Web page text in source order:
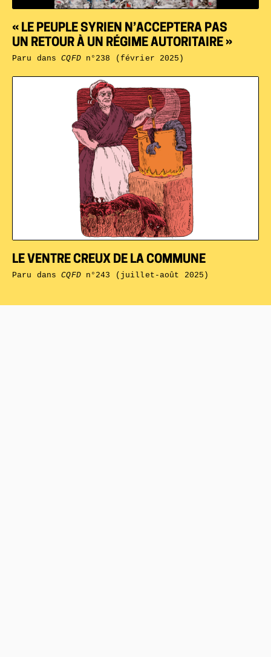
LE VENTRE CREUX DE LA COMMUNE
Paru dansCQFDn°243 (juillet-août 2025)
« LE PEUPLE SYRIEN N’ACCEPTERA PAS
UN RETOUR À UN RÉGIME AUTORITAIRE »
Paru dansCQFDn°238 (février 2025)